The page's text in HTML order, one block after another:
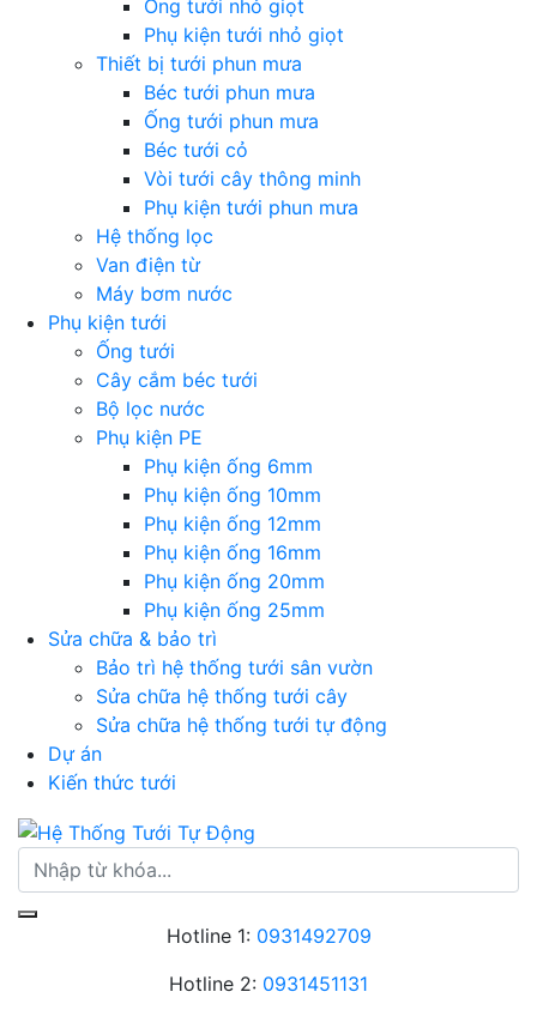
Ống tưới nhỏ giọt
Phụ kiện tưới nhỏ giọt
Thiết bị tưới phun mưa
Béc tưới phun mưa
Ống tưới phun mưa
Béc tưới cỏ
Vòi tưới cây thông minh
Phụ kiện tưới phun mưa
Hệ thống lọc
Van điện từ
Máy bơm nước
Phụ kiện tưới
Ống tưới
Cây cắm béc tưới
Bộ lọc nước
Phụ kiện PE
Phụ kiện ống 6mm
Phụ kiện ống 10mm
Phụ kiện ống 12mm
Phụ kiện ống 16mm
Phụ kiện ống 20mm
Phụ kiện ống 25mm
Sửa chữa & bảo trì
Bảo trì hệ thống tưới sân vườn
Sửa chữa hệ thống tưới cây
Sửa chữa hệ thống tưới tự động
Dự án
Kiến thức tưới
Hotline 1: 0931492709
Hotline 2: 0931451131